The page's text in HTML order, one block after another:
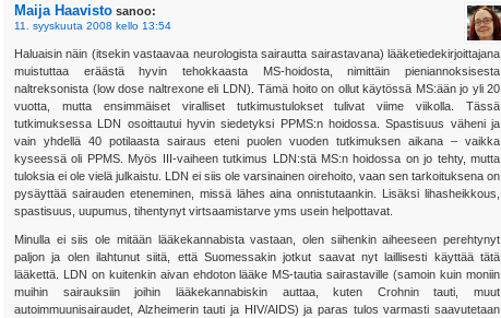
Maija Haavisto sanoo:
11. syyskuuta 2008 kello 13:54
Haluaisin näin (itsekin vastaavaa neurologista sairautta sairastavana) lääketiedekirjoittajana
muistuttaa eräästä hyvin tehokkaasta MS-hoidosta, nimittäin pieniannoksisesta
naltreksonista (low dose naltrexone eli LDN). Tämä hoito on ollut käytössä MS:ään jo yli 20
vuotta, mutta ensimmäiset viralliset tutkimustulokset tulivat viime viikolla. Tässä
tutkimuksessa LDN osoittautui hyvin siedetyksi PPMS:n hoidossa. Spastisuus väheni ja
vain yhdellä 40 potilaasta sairaus eteni puolen vuoden tutkimuksen aikana – vaikka
kyseessä oli PPMS. Myös III-vaiheen tutkimus LDN:stä MS:n hoidossa on jo tehty, mutta
tuloksia ei ole vielä julkaistu. LDN ei siis ole varsinainen oirehoito, vaan sen tarkoituksena on
pysäyttää sairauden eteneminen, missä lähes aina onnistutaankin. Lisäksi lihasheikkous,
spastisuus, uupumus, tihentynyt virtsaamistarve yms usein helpottavat.
Minulla ei siis ole mitään lääkekannabista vastaan, olen siihenkin aiheeseen perehtynyt
paljon ja olen ilahtunut siitä, että Suomessakin jotkut saavat nyt laillisesti käyttää tätä
lääkettä. LDN on kuitenkin aivan ehdoton lääke MS-tautia sairastaville (samoin kuin moniin
muihin sairauksiin joihin lääkekannabiskin auttaa, kuten Crohnin tauti, muut
autoimmuunisairaudet, Alzheimerin tauti ja HIV/AIDS) ja paras tulos varmasti saavutetaan